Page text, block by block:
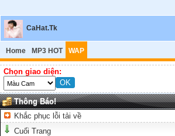
CaHat.Tk
Home MP3 HOT WAP
Chọn giao diện:
Thông Báo!
Khắc phục lỗi tải về
Cuối Trang